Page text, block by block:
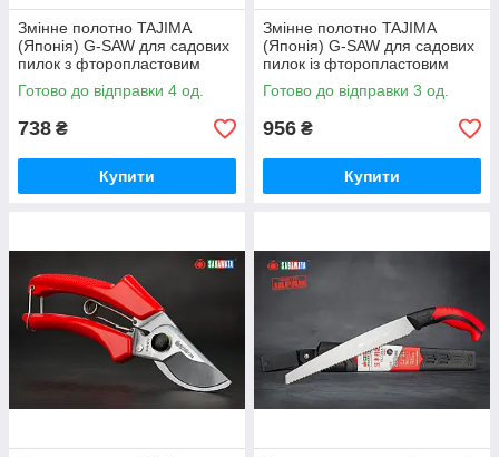
Змінне полотно TAJIMA
(Японія) G-SAW для садових
пилок з фторопластовим
покриттям 0,7 мм 240 мм 9
TPI
Готово до відправки 4 од.
738 ₴
Купити
Змінне полотно TAJIMA
(Японія) G-SAW для садових
пилок із фторопластовим
покриттям 0,8 мм 300 мм 9
TPI
Готово до відправки 3 од.
956 ₴
Купити